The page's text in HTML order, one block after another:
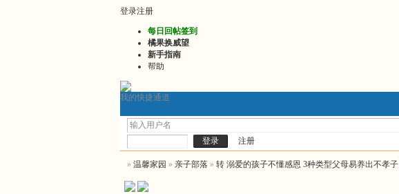
登录注册
每日回帖签到
橘果换威望
新手指南
帮助
我的快捷通道
论坛
注册
» 温馨家园 » 亲子部落 » 转 溺爱的孩子不懂感恩 3种类型父母易养出不孝子